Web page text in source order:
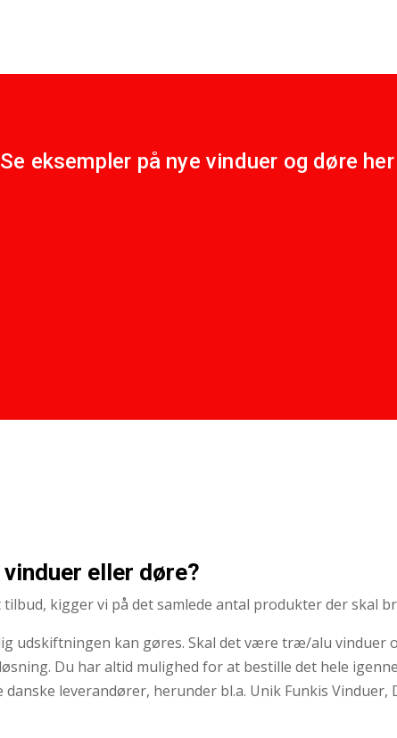
Se eksempler på nye vinduer og døre her
eller døre?
kigger vi på det samlede antal produkter der skal
udskiftningen kan gøres. Skal det være træ/alu vinduer
Du har altid mulighed for at bestille det hele
leverandører, herunder bl.a. Unik Funkis Vinduer,